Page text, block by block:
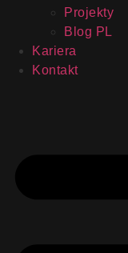
Projekty
Blog PL
Kariera
Kontakt